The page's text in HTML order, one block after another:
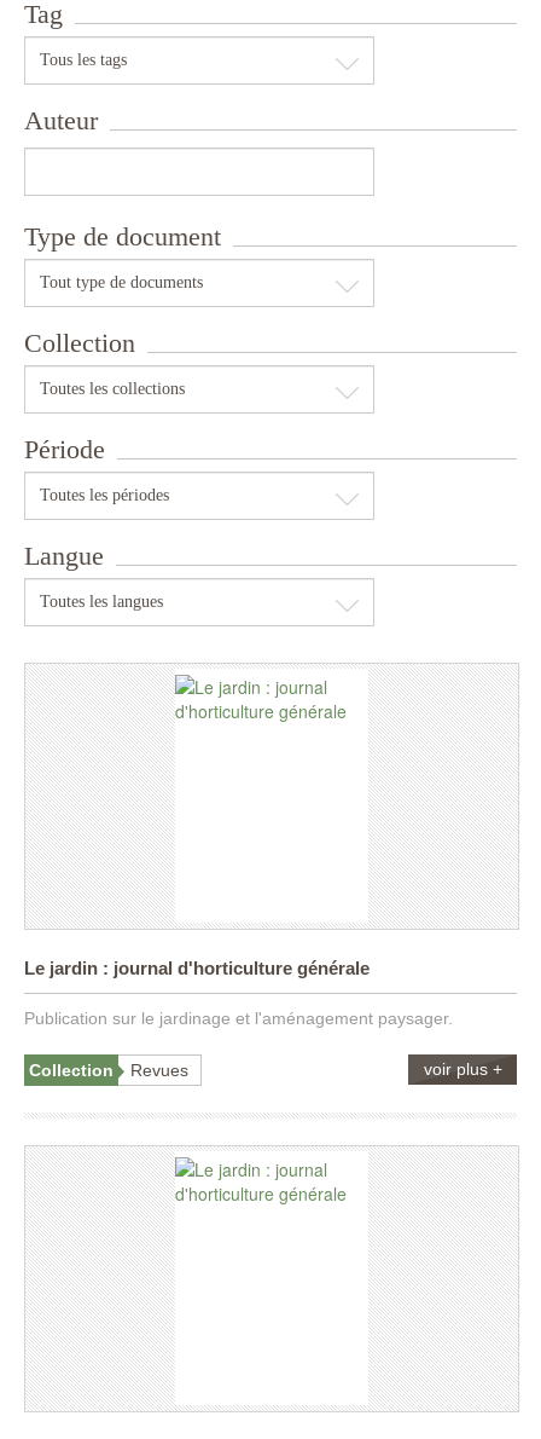
Tag
Tous les tags
Auteur
Type de document
Tout type de documents
Collection
Toutes les collections
Période
Toutes les périodes
Langue
Toutes les langues
Le jardin : journal d'horticulture générale
Publication sur le jardinage et l'aménagement paysager.
Collection Revues voir plus +